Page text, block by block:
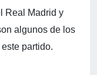
Real Madrid y
algunos de los
partido.